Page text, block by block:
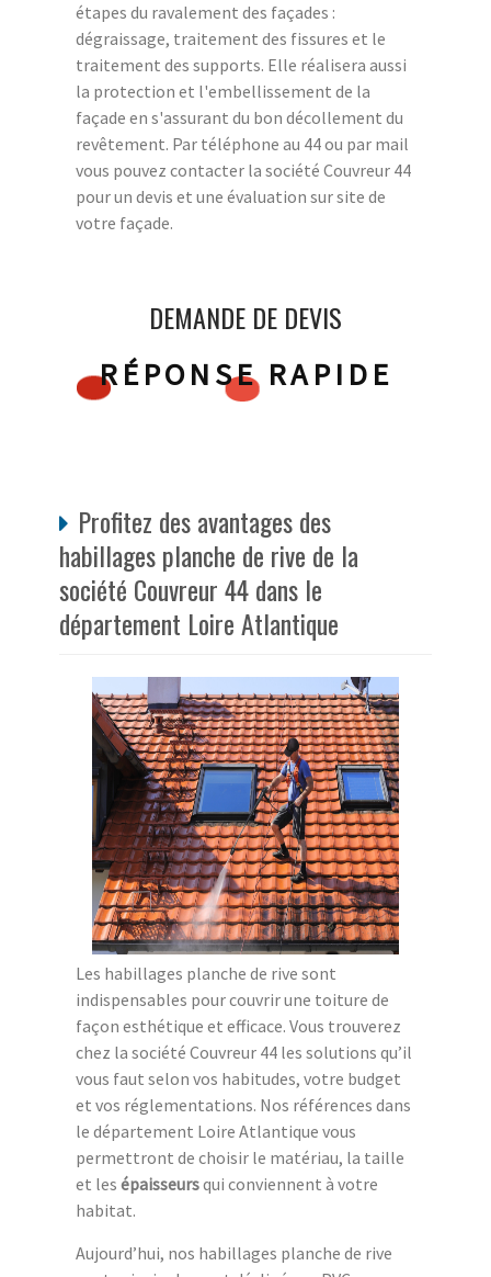
étapes du ravalement des façades :
dégraissage, traitement des fissures et le
traitement des supports. Elle réalisera aussi
la protection et l'embellissement de la
façade en s'assurant du bon décollement du
revêtement. Par téléphone au 44 ou par mail
vous pouvez contacter la société Couvreur 44
pour un devis et une évaluation sur site de
votre façade.
DEMANDE DE DEVIS
RÉPONSE RAPIDE
Profitez des avantages des
habillages planche de rive de la
société Couvreur 44 dans le
département Loire Atlantique
Les habillages planche de rive sont
indispensables pour couvrir une toiture de
façon esthétique et efficace. Vous trouverez
chez la société Couvreur 44 les solutions qu’il
vous faut selon vos habitudes, votre budget
et vos réglementations. Nos références dans
le département Loire Atlantique vous
permettront de choisir le matériau, la taille
et les épaisseursqui conviennent à votre
habitat.
Aujourd’hui, nos habillages planche de rive